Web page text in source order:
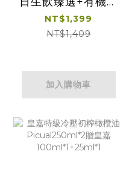
級橄欖油100ml*1
NT$1,399
NT$1,409
加入購物車